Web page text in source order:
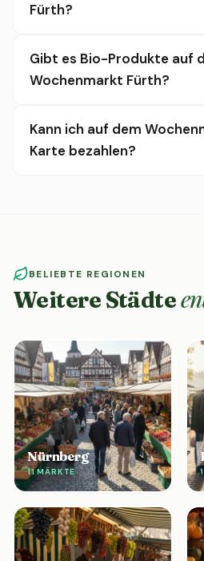
Fürth?
Gibt es Bio-Produkte auf
Wochenmarkt Fürth?
Kann ich auf dem
Karte bezahlen?
BELIEBTE REGIONEN
Weitere Städte
Nürnberg
11 MÄRKTE